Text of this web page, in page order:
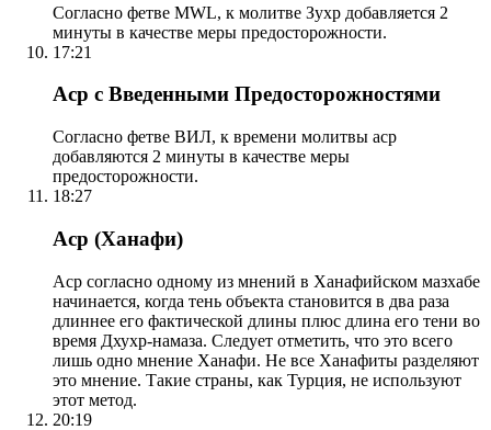
Согласно фетве MWL, к молитве Зухр добавляется 2
минуты в качестве меры предосторожности.
17:21
Аср с Введенными Предосторожностями
Согласно фетве ВИЛ, к времени молитвы аср
добавляются 2 минуты в качестве меры
предосторожности.
18:27
Аср (Ханафи)
Аср согласно одному из мнений в Ханафийском мазхабе
начинается, когда тень объекта становится в два раза
длиннее его фактической длины плюс длина его тени во
время Дхухр-намаза. Следует отметить, что это всего
лишь одно мнение Ханафи. Не все Ханафиты разделяют
это мнение. Такие страны, как Турция, не используют
этот метод.
20:19